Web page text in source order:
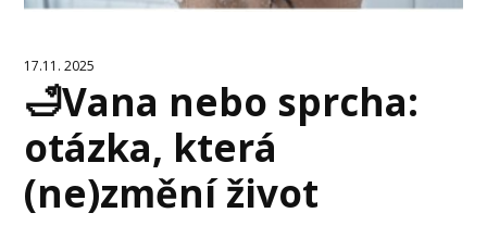
17.11. 2025
🛁Vana nebo sprcha:
otázka, která
(ne)změní život